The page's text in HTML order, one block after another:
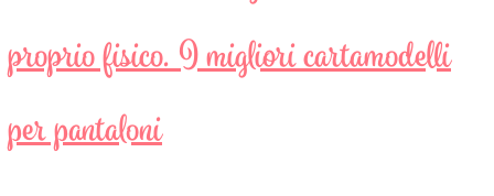
proprio fisico. I migliori cartamodelli
per pantaloni